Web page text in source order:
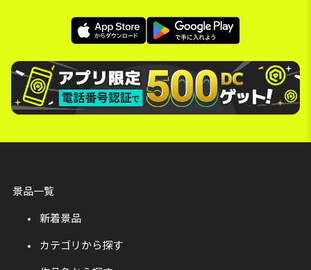
景品一覧
新着景品
カテゴリから探す